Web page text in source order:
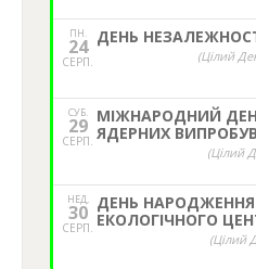
ПН.
24
СЕРП.
ДЕНЬ
(Цілий
СУБ.
29
СЕРП.
МІЖНАРОДНИЙ
ЯДЕРНИХ
(Цілий
НЕД,
30
СЕРП.
ДЕНЬ
ЕКОЛОГІЧНОГО
(Цілий